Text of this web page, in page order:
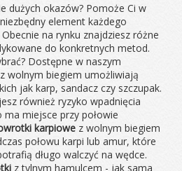
dużych okazów? Pomoże Ci w
element każdego
na rynku znajdziesz różne
do konkretnych metod.
Dostępne w naszym
z wolnym biegiem umożliwiają
jak karp, sandacz czy szczupak.
również ryzyko wpadnięcia
miejsce przy połowie
karpiowe z wolnym biegiem
połowu karpi lub amur, które
długo walczyć na wędce.
z tylnym hamulcem - jak sama